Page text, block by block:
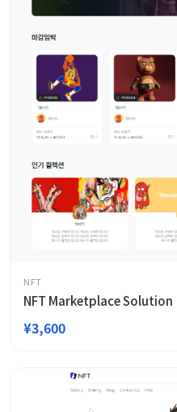
NFT
NFT Marketplace Solution
¥3,600